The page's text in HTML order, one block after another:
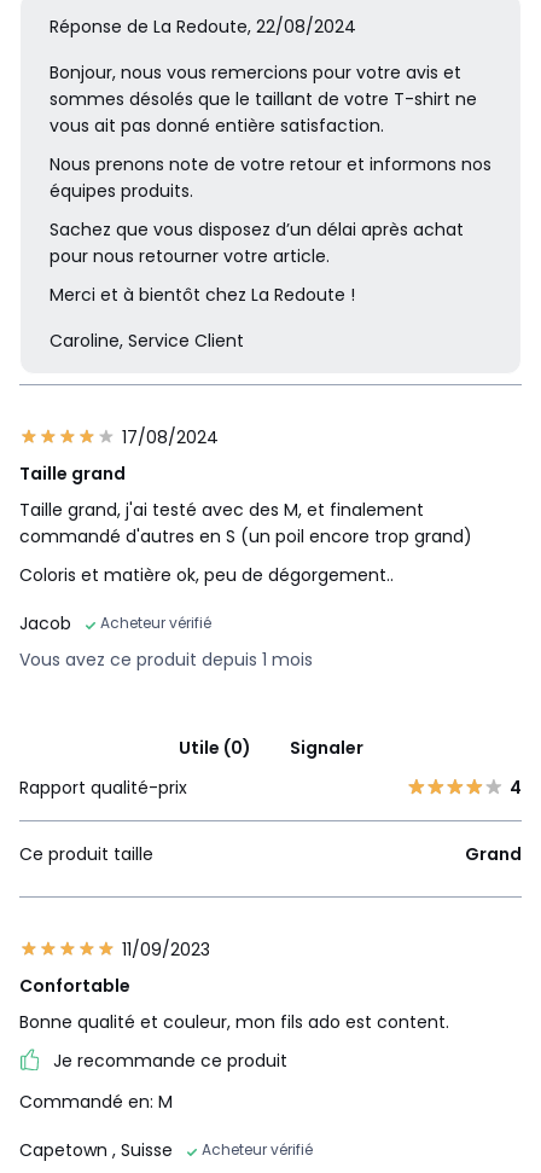
Réponse de La Redoute, 22/08/2024
Bonjour, nous vous remercions pour votre avis et
sommes désolés que le taillant de votre T-shirt ne
vous ait pas donné entière satisfaction.
Nous prenons note de votre retour et informons nos
équipes produits.
Sachez que vous disposez d’un délai après achat
pour nous retourner votre article.
Merci et à bientôt chez La Redoute !
Caroline, Service Client
17/08/2024
Taille grand
Taille grand, j'ai testé avec des M, et finalement
commandé d'autres en S (un poil encore trop grand)
Coloris et matière ok, peu de dégorgement..
Jacob
Acheteur vérifié
Vous avez ce produit depuis 1 mois
Utile (0)
Signaler
Rapport qualité-prix
4
Ce produit taille Grand
11/09/2023
Confortable
Bonne qualité et couleur, mon fils ado est content.
Je recommande ce produit
Commandé en: M
Capetown , Suisse Acheteur vérifié